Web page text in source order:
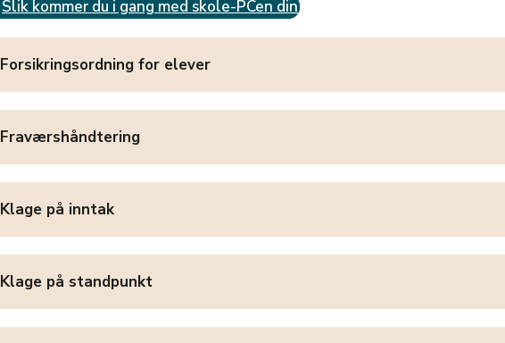
Slik kommer du i gang med skole-PCen din
Forsikringsordning for elever
Fraværshåndtering
Klage på inntak
Klage på standpunkt